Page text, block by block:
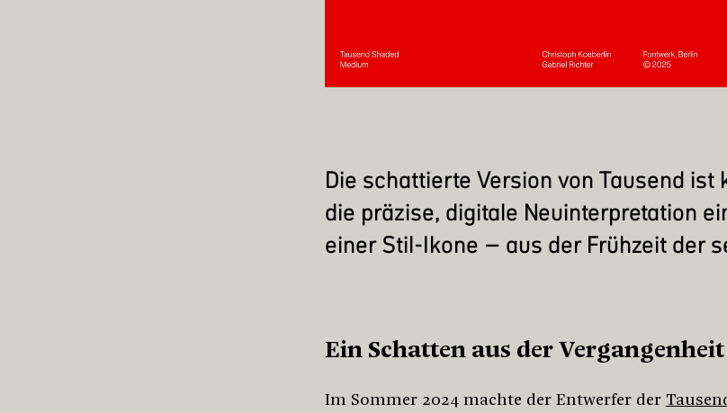
Die schattierte Version vonTausend ist
die präzise, digitale Neuinterpretation
einer Stil-Ikone – aus der Frühzeit der
Ein Schatten aus der Vergangenheit
Im Sommer 2024 machte der Entwerfer der